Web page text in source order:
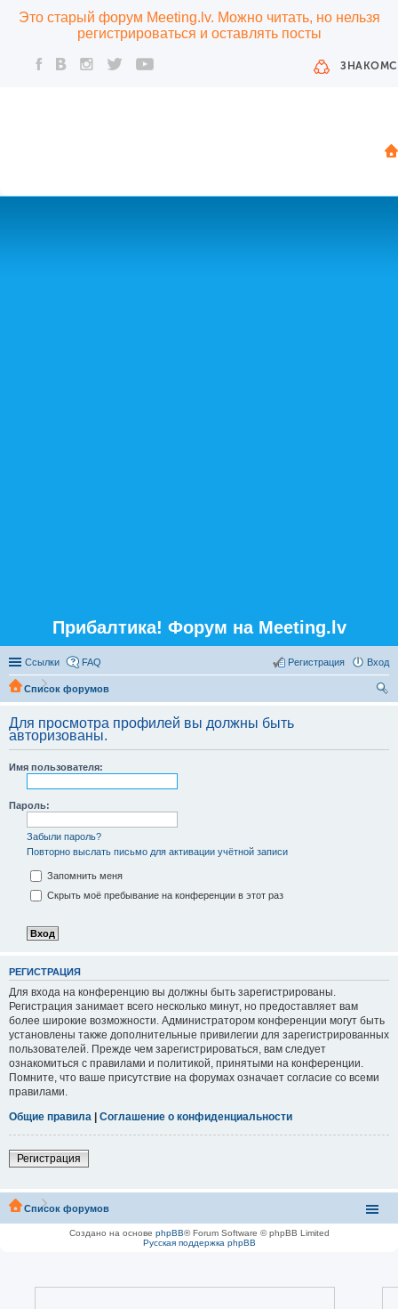
Это старый форум Meeting.lv. Можно читать, но нельзя
регистрироваться и оставлять посты
Прибалтика! Форум на Meeting.lv
Ссылки FAQ Вход
Регистрация
Список форумов
Для просмотра профилей вы должны быть
авторизованы.
Имя пользователя:
Пароль:
Забыли пароль?
Повторно выслать письмо для активации учётной записи
Запомнить меня
Скрыть моё пребывание на конференции в этот раз
РЕГИСТРАЦИЯ
Для входа на конференцию вы должны быть зарегистрированы.
Регистрация занимает всего несколько минут, но предоставляет вам
более широкие возможности. Администратором конференции могут быть
установлены также дополнительные привилегии для зарегистрированных
пользователей. Прежде чем зарегистрироваться, вам следует
ознакомиться с правилами и политикой, принятыми на конференции.
Помните, что ваше присутствие на форумах означает согласие со всеми
правилами.
Общие правила
Соглашение о конфиденциальности
Регистрация
Список форумов
Создано на основе phpBB® Forum Software © phpBB Limited
Русская поддержка phpBB